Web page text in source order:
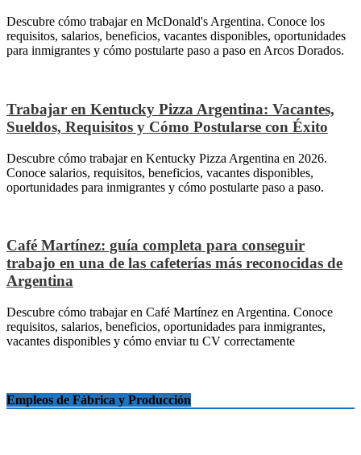
Descubre cómo trabajar en McDonald's Argentina. Conoce los
requisitos, salarios, beneficios, vacantes disponibles, oportunidades
para inmigrantes y cómo postularte paso a paso en Arcos Dorados.
Trabajar en Kentucky Pizza Argentina: Vacantes,
Sueldos, Requisitos y Cómo Postularse con Éxito
Descubre cómo trabajar en Kentucky Pizza Argentina en 2026.
Conoce salarios, requisitos, beneficios, vacantes disponibles,
oportunidades para inmigrantes y cómo postularte paso a paso.
Café Martínez: guía completa para conseguir
trabajo en una de las cafeterías más reconocidas de
Argentina
Descubre cómo trabajar en Café Martínez en Argentina. Conoce
requisitos, salarios, beneficios, oportunidades para inmigrantes,
vacantes disponibles y cómo enviar tu CV correctamente
Empleos de Fábrica y Producción